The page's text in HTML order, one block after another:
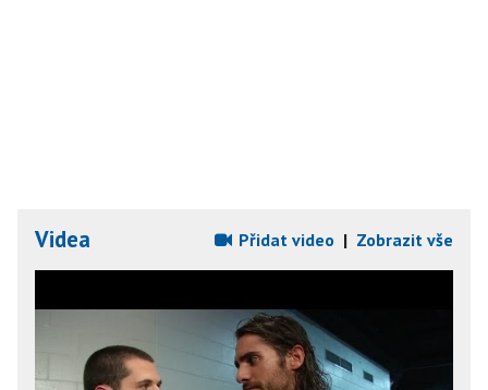
Videa Přidat video | Zobrazit vše